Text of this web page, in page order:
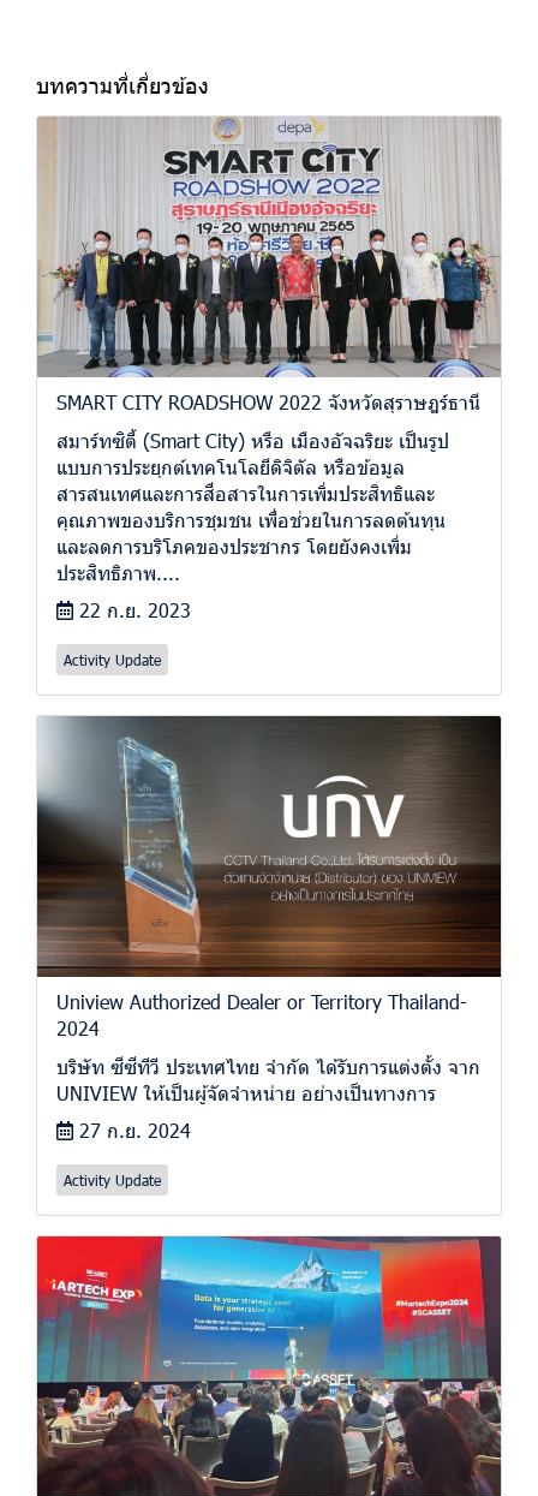
บทความที่เกี่ยวข้อง
SMART CITY ROADSHOW 2022 จังหวัดสุราษฎร์ธานี
สมาร์ทซิตี้ (Smart City) หรือ เมืองอัจฉริยะ เป็นรูป
แบบการประยุกต์เทคโนโลยีดิจิตัล หรือข้อมูล
สารสนเทศและการสื่อสารในการเพิ่มประสิทธิและ
คุณภาพของบริการชุมชน เพื่อช่วยในการลดต้นทุน
และลดการบริโภคของประชากร โดยยังคงเพิ่ม
ประสิทธิภาพ....
22 ก.ย. 2023
Activity Update
Uniview Authorized Dealer or Territory Thailand-
2024
บริษัท ซีซีทีวี ประเทศไทย จำกัด ได้รับการแต่งตั้ง จาก
UNIVIEW ให้เป็นผู้จัดจำหน่าย อย่างเป็นทางการ
27 ก.ย. 2024
Activity Update